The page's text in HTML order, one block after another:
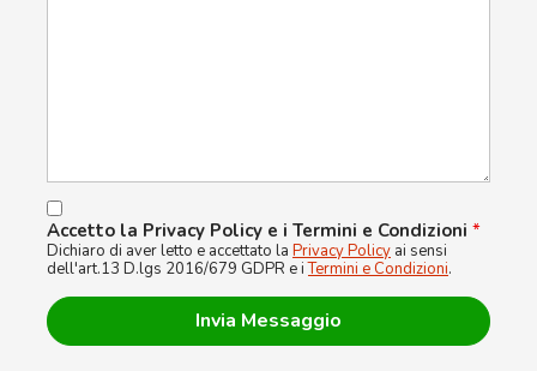
Accetto la Privacy Policy e i Termini e Condizioni *
Dichiaro di aver letto e accettato la Privacy Policy ai sensi
dell'art.13 D.lgs 2016/679 GDPR e iTermini e Condizioni.